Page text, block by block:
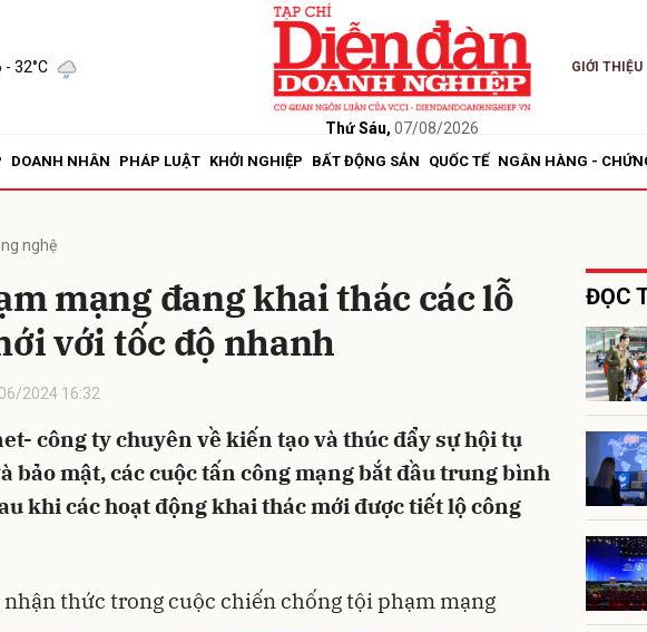
- 32°C
Thứ Sáu, 07/08/2026
GIỚI THIỆU
DOANH NHÂN PHÁP LUẬT KHỞI NGHIỆP BẤT ĐỘNG SẢN QUỐC TẾ NGÂN HÀNG -
nghệ
mạng đang khai thác các lỗ
với tốc độ nhanh
2024 16:32
công ty chuyên về kiến tạo và thúc đẩy sự hội tụ
bảo mật, các cuộc tấn công mạng bắt đầu trung bình
khi các hoạt động khai thác mới được tiết lộ công
nhận thức trong cuộc chiến chống tội phạm mạng
ĐỌC